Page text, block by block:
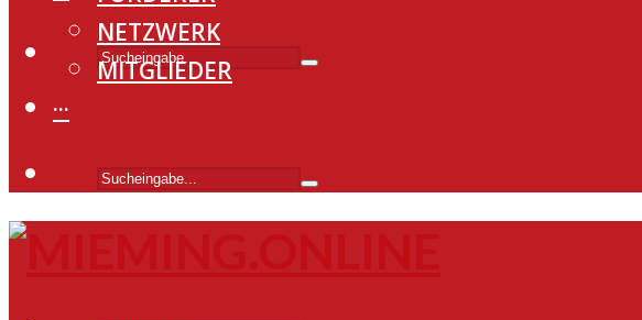
NETZWERK
MITGLIEDER
···